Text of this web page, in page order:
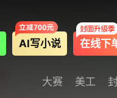
AI写小说 在线下
大赛 美工